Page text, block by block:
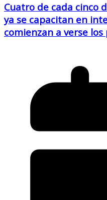
Cuatro de cada cinco
ya se capacitan en
comienzan a verse